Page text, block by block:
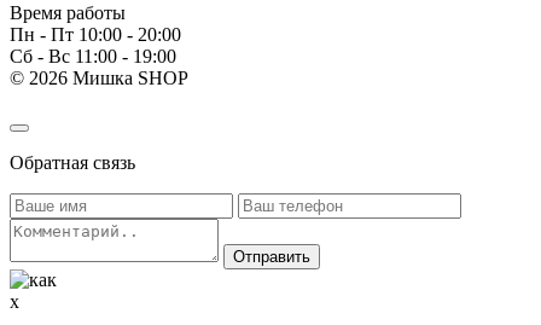
Время работы
Пн - Пт 10:00 - 20:00
Сб - Вс 11:00 - 19:00
© 2026 Мишка SHOP
Обратная связь
x